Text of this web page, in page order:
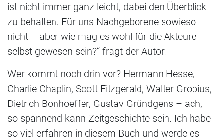
ist nicht immer ganz leicht, dabei den Überblick
zu behalten. Für uns Nachgeborene sowieso
nicht – aber wie mag es wohl für die Akteure
selbst gewesen sein?“ fragt der Autor.
Wer kommt noch drin vor? Hermann Hesse,
Charlie Chaplin, Scott Fitzgerald, Walter Gropius,
Dietrich Bonhoeffer, Gustav Gründgens – ach,
so spannend kann Zeitgeschichte sein. Ich habe
so viel erfahren in diesem Buch und werde es